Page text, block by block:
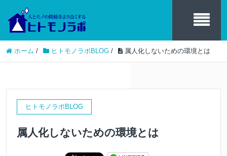
ホーム / ヒトモノラボBLOG / 属人化しないための環境とは
ヒトモノラボBLOG
属人化しないための環境とは